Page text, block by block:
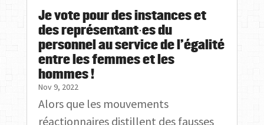
Je vote pour des instances et
des représentant∙es du
personnel au service de l’égalité
entre les femmes et les
hommes !
Nov 9, 2022
Alors que les mouvements
réactionnaires distillent des fausses